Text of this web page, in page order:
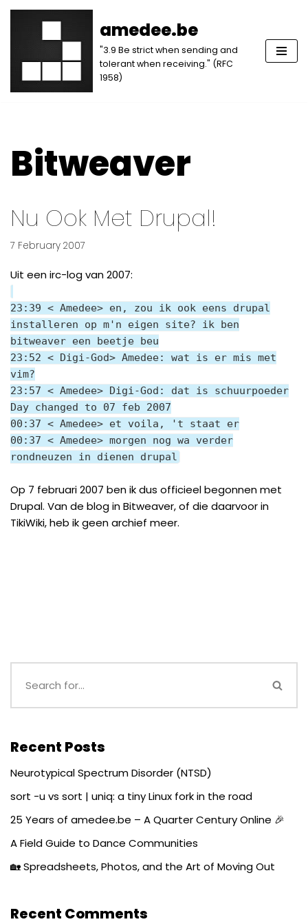
amedee.be
"3.9 Be strict when sending and
tolerant when receiving." (RFC
1958)
Bitweaver
Nu Ook Met Drupal!
7 February 2007
Uit een irc-log van 2007:
23:39 < Amedee> en, zou ik ook eens drupal
installeren op m'n eigen site? ik ben
bitweaver een beetje beu
23:52 < Digi-God> Amedee: wat is er mis met
vim?
23:57 < Amedee> Digi-God: dat is schuurpoeder
Day changed to 07 feb 2007
00:37 < Amedee> et voila, 't staat er
00:37 < Amedee> morgen nog wa verder
rondneuzen in dienen drupal
Op 7 februari 2007 ben ik dus officieel begonnen met
Drupal. Van de blog in Bitweaver, of die daarvoor in
TikiWiki, heb ik geen archief meer.
Recent Posts
Neurotypical Spectrum Disorder (NTSD)
sort -u vs sort | uniq: a tiny Linux fork in the road
25 Years of amedee.be – A Quarter Century Online 🎉
A Field Guide to Dance Communities
🏡 Spreadsheets, Photos, and the Art of Moving Out
Recent Comments